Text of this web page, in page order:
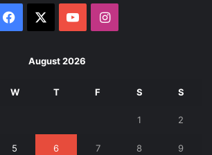
Facebook YouTubeInstagram
August 2026
W T F S S
1 2
5 6 7 8 9